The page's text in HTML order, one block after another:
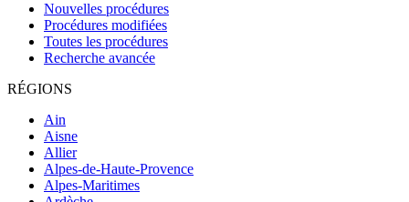
Nouvelles procédures
Procédures modifiées
Toutes les procédures
Recherche avancée
RÉGIONS
Ain
Aisne
Allier
Alpes-de-Haute-Provence
Alpes-Maritimes